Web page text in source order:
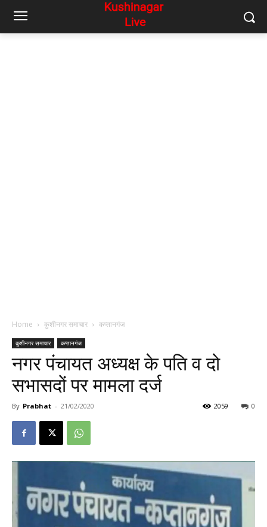
Home कुशीनगर समाचार कप्तानगंज
कुशीनगर समाचार कप्तानगंज
नगर पंचायत अध्यक्ष के पति व दो
सभासदों पर मामला दर्ज
By Prabhat - 21/02/2020 0
2059